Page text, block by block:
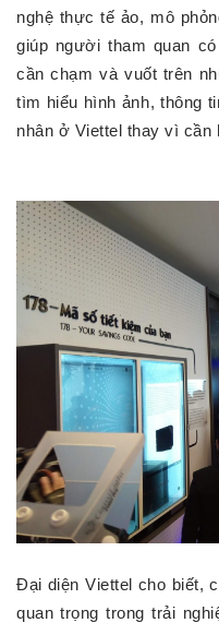
nghệ thực tế ảo, mô
giúp người tham quan
cần chạm và vuốt trên
tìm hiểu hình ảnh, thông
nhân ở Viettel thay vì cần
Đại diện Viettel cho biết,
quan trọng trong trải